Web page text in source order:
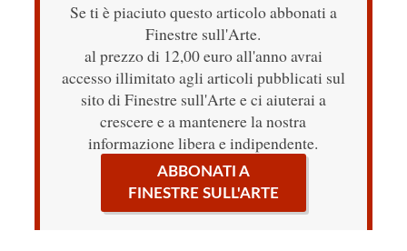
Se ti è piaciuto questo articolo abbonati a
Finestre sull'Arte.
al prezzo di 12,00 euro all'anno avrai
accesso illimitato agli articoli pubblicati sul
sito di Finestre sull'Arte e ci aiuterai a
crescere e a mantenere la nostra
informazione libera e indipendente.
ABBONATI A
FINESTRE SULL'ARTE